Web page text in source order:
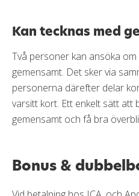
Kan tecknas med
Två personer kan ansöka
gemensamt. Det sker via
personerna därefter delar
varsitt kort. Ett enkelt sätt att
gemensamt och få bra
Bonus &